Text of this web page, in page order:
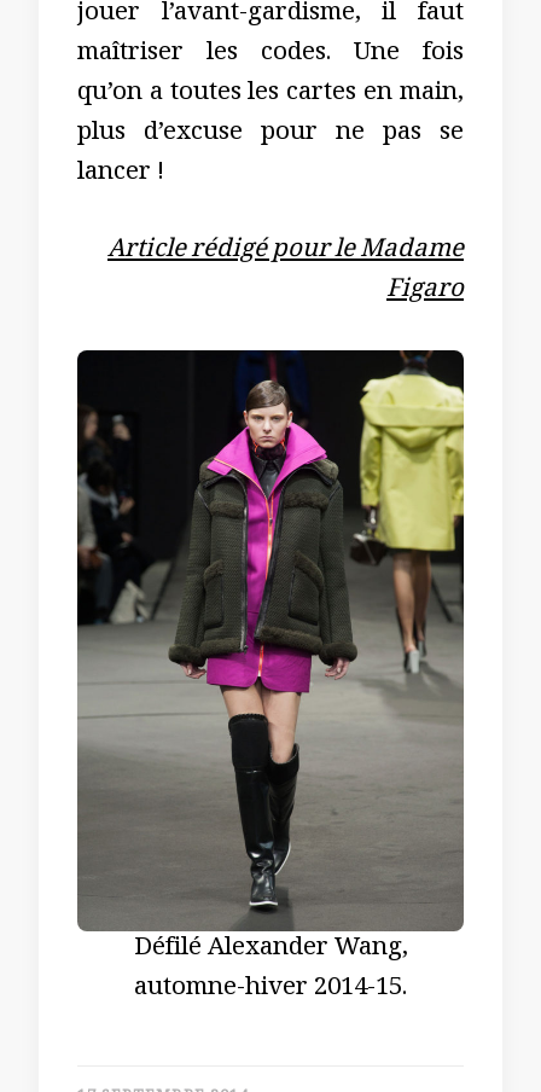
jouer l’avant-gardisme, il faut
maîtriser les codes. Une fois
qu’on a toutes les cartes en main,
plus d’excuse pour ne pas se
lancer !
Article rédigé pour le Madame
Figaro
Défilé Alexander Wang,
automne-hiver 2014-15.